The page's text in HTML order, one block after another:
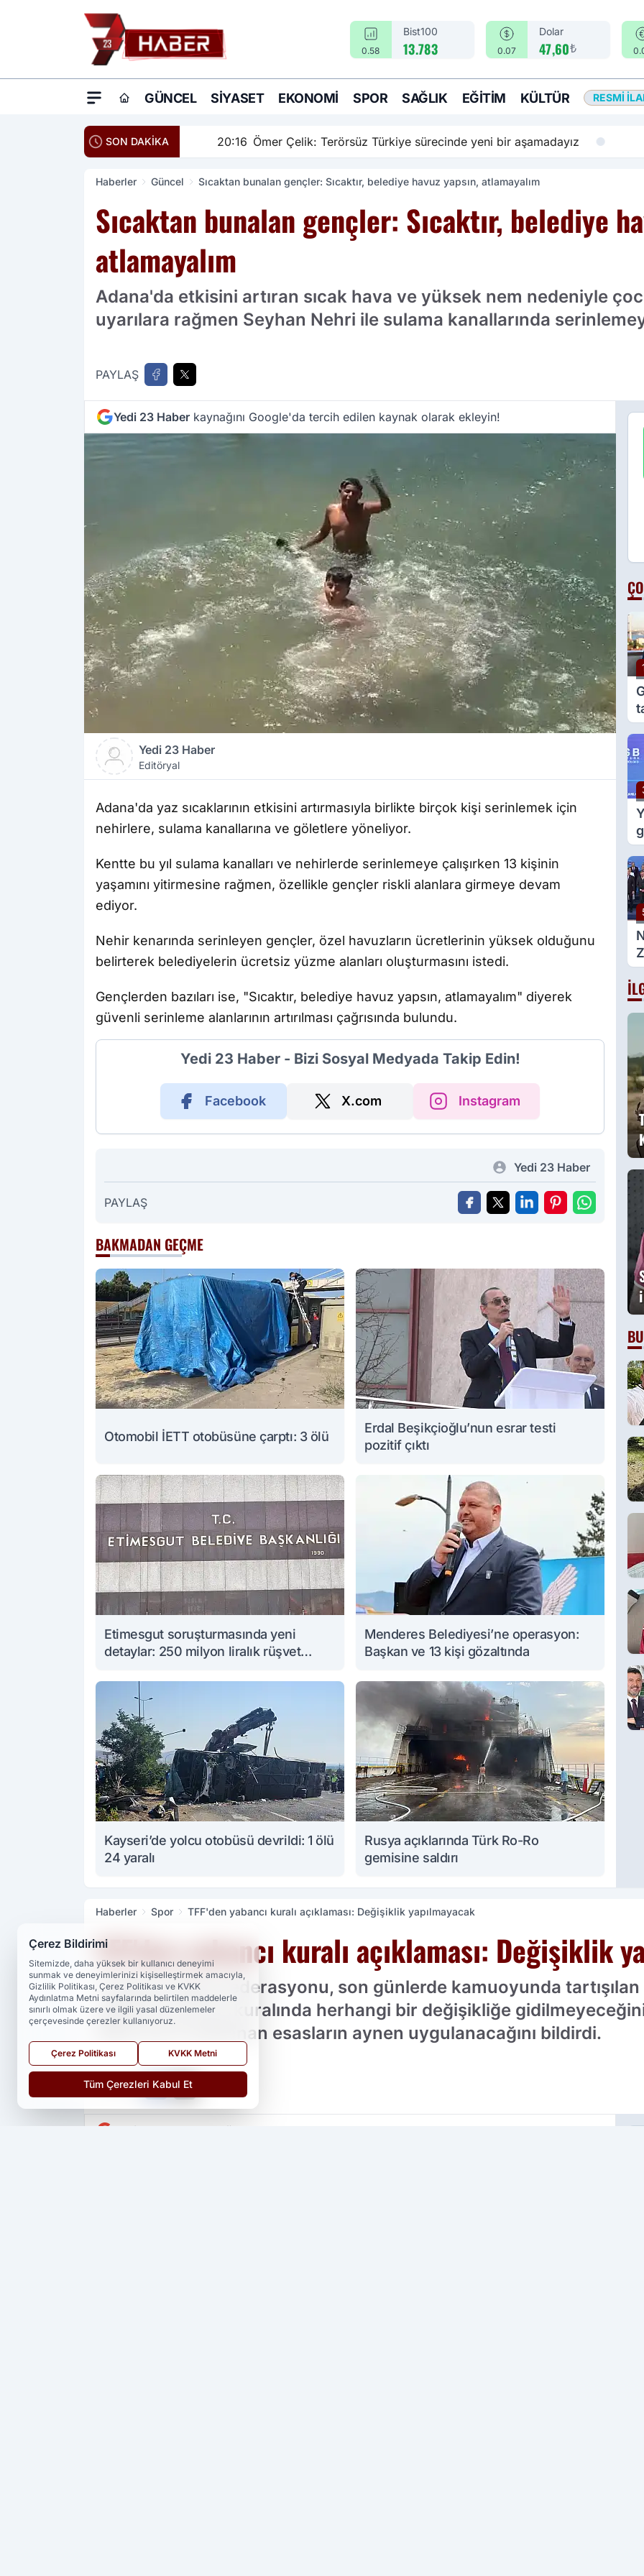
0.58
Bist100
13.783 0.07
Dolar
47,60₺
GÜNCEL SIYASET EKONOMI SPOR SAĞLIK EĞITIM KÜLTÜR RESMI
SON DAKİKA 20:16 Ömer Çelik: Terörsüz Türkiye sürecinde yeni bir aşamadayız
Haberler Güncel Sıcaktan bunalan gençler: Sıcaktır, belediye havuz yapsın, atlamayalım
Sıcaktan bunalan gençler: Sıcaktır, belediye
atlamayalım
Adana'da etkisini artıran sıcak hava ve yüksek nem nedeniyle
uyarılara rağmen Seyhan Nehri ile sulama kanallarında
PAYLAŞ
Yedi 23 Haber kaynağını Google'da tercih edilen kaynak olarak ekleyin!
Yedi 23 Haber
Editöryal
Adana'da yaz sıcaklarının etkisini artırmasıyla birlikte birçok kişi serinlemek için
nehirlere, sulama kanallarına ve göletlere yöneliyor.
Kentte bu yıl sulama kanalları ve nehirlerde serinlemeye çalışırken 13 kişinin
yaşamını yitirmesine rağmen, özellikle gençler riskli alanlara girmeye devam
ediyor.
Nehir kenarında serinleyen gençler, özel havuzların ücretlerinin yüksek olduğunu
belirterek belediyelerin ücretsiz yüzme alanları oluşturmasını istedi.
Gençlerden bazıları ise, "Sıcaktır, belediye havuz yapsın, atlamayalım" diyerek
güvenli serinleme alanlarının artırılması çağrısında bulundu.
Yedi 23 Haber - Bizi Sosyal Medyada Takip Edin!
Facebook X.com Instagram
Yedi 23 Haber
PAYLAŞ
BAKMADAN GEÇME
Otomobil İETT otobüsüne çarptı: 3 ölü
Erdal Beşikçioğlu’nun esrar testi
pozitif çıktı
Etimesgut soruşturmasında yeni
detaylar: 250 milyon liralık rüşvet
Menderes Belediyesi’ne operasyon:
Başkan ve 13 kişi gözaltında
Kayseri’de yolcu otobüsü devrildi: 1 ölü
24 yaralı
Rusya açıklarında Türk Ro-Ro
gemisine saldırı
Haberler Spor TFF'den yabancı kuralı açıklaması: Değişiklik yapılmayacak
TFF'den yabancı kuralı açıklaması: Değişiklik
Türkiye Futbol Federasyonu, son günlerde kamuoyunda
yabancı oyuncu kuralında herhangi bir değişikliğe
daha önce açıklanan esasların aynen uygulanacağını bildirdi.
PAYLAŞ
Yedi 23 Haber kaynağını Google'da tercih edilen kaynak olarak ekleyin!
Çerez Bildirimi
Sitemizde, daha yüksek bir kullanıcı deneyimi
sunmak ve deneyimlerinizi kişiselleştirmek amacıyla,
Gizlilik Politikası, Çerez Politikası ve KVKK
Aydınlatma Metni sayfalarında belirtilen maddelerle
sınırlı olmak üzere ve ilgili yasal düzenlemeler
çerçevesinde çerezler kullanıyoruz.
Çerez Politikası KVKK Metni
Tüm Çerezleri Kabul Et